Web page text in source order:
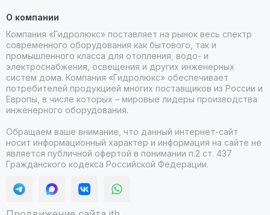
О компании
Компания «Гидролюкс» поставляет на рынок весь спектр
современного оборудования как бытового, так и
промышленного класса для отопления, водо- и
электроснабжения, освещения и других инженерных
систем дома. Компания «Гидролюкс» обеспечивает
потребителей продукцией многих поставщиков из России и
Европы, в числе которых – мировые лидеры производства
инженерного оборудования.
Обращаем ваше внимание, что данный интернет-сайт
носит информационный характер и информация на сайте не
является публичной офертой в понимании п.2 ст. 437
Гражданского кодекса Российской Федерации.